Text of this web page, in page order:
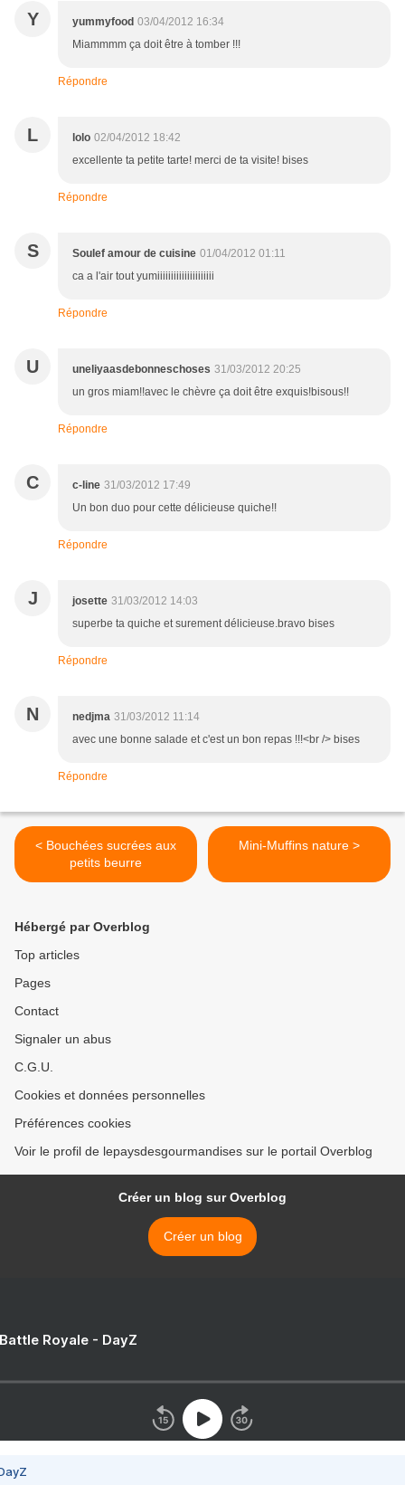
Y yummyfood 03/04/2012 16:34
Miammmm ça doit être à tomber !!!
Répondre
L lolo 02/04/2012 18:42
excellente ta petite tarte! merci de ta visite! bises
Répondre
S Soulef amour de cuisine 01/04/2012 01:11
ca a l'air tout yumiiiiiiiiiiiiiiiiiiiii
Répondre
U uneliyaasdebonneschoses 31/03/2012 20:25
un gros miam!!avec le chèvre ça doit être exquis!bisous!!
Répondre
C c-line 31/03/2012 17:49
Un bon duo pour cette délicieuse quiche!!
Répondre
J josette 31/03/2012 14:03
superbe ta quiche et surement délicieuse.bravo bises
Répondre
N nedjma 31/03/2012 11:14
avec une bonne salade et c'est un bon repas !!!<br /> bises
Répondre
< Bouchées sucrées aux
petits beurre
Mini-Muffins nature >
Hébergé par Overblog
Top articles
Pages
Contact
Signaler un abus
C.G.U.
Cookies et données personnelles
Préférences cookies
Voir le profil de lepaysdesgourmandises sur le portail Overblog
Créer un blog sur Overblog
Créer un blog
Royale - DayZ